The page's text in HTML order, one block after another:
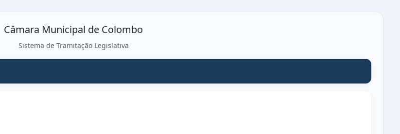
Câmara Municipal de Colombo
Sistema de Tramitação Legislativa